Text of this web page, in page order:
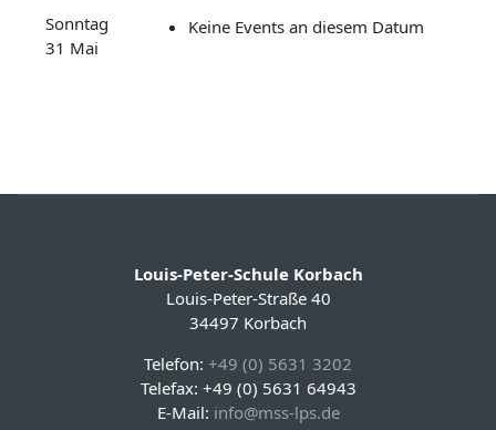
Sonntag
31 Mai
Keine Events an diesem Datum
Louis-Peter-Schule Korbach
Louis-Peter-Straße 40
34497 Korbach
Telefon: +49 (0) 5631 3202
Telefax: +49 (0) 5631 64943
E-Mail: info@mss-lps.de